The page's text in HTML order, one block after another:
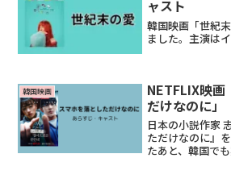
ャスト
韓国映画「世紀
ました。主演はイ
韓国映画
NETFLIX映画
だけなのに」
日本の小説作家
ただけなのに』
たあと、韓国で